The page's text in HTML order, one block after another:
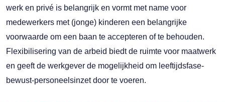
werk en privé is belangrijk en vormt met name voor
medewerkers met (jonge) kinderen een belangrijke
voorwaarde om een baan te accepteren of te behouden.
Flexibilisering van de arbeid biedt de ruimte voor maatwerk
en geeft de werkgever de mogelijkheid om leeftijdsfase-
bewust-personeelsinzet door te voeren.